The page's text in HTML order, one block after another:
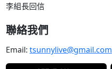
李組長回信
聯絡我們
Email: tsunnylive@gmail.com